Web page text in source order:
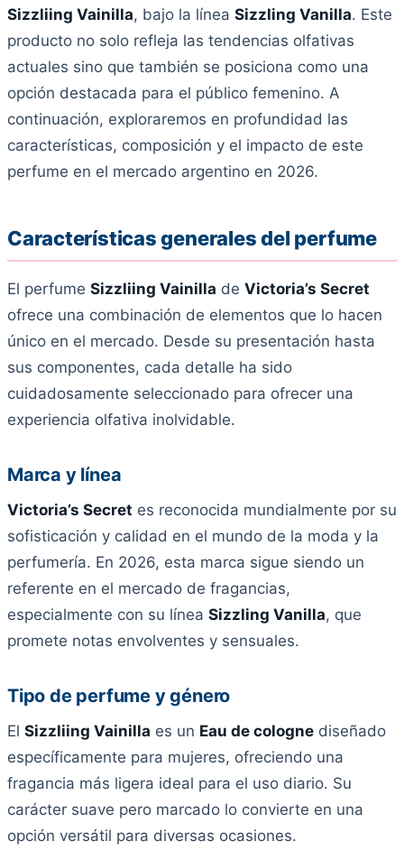
Sizzliing Vainilla, bajo la línea Sizzling Vanilla. Este
producto no solo refleja las tendencias olfativas
actuales sino que también se posiciona como una
opción destacada para el público femenino. A
continuación, exploraremos en profundidad las
características, composición y el impacto de este
perfume en el mercado argentino en 2026.
Características generales del perfume
El perfume Sizzliing Vainilla de Victoria’s Secret
ofrece una combinación de elementos que lo hacen
único en el mercado. Desde su presentación hasta
sus componentes, cada detalle ha sido
cuidadosamente seleccionado para ofrecer una
experiencia olfativa inolvidable.
Marca y línea
Victoria’s Secret es reconocida mundialmente por su
sofisticación y calidad en el mundo de la moda y la
perfumería. En 2026, esta marca sigue siendo un
referente en el mercado de fragancias,
especialmente con su línea Sizzling Vanilla, que
promete notas envolventes y sensuales.
Tipo de perfume y género
El Sizzliing Vainilla es un Eau de cologne diseñado
específicamente para mujeres, ofreciendo una
fragancia más ligera ideal para el uso diario. Su
carácter suave pero marcado lo convierte en una
opción versátil para diversas ocasiones.